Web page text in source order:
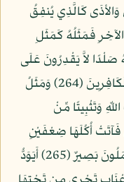
وَالأذَى كَالَّذِي يُنفِقُ
الآخِرِ فَمَثَلُهُ كَمَثَلِ
صَلْدًا لاَّ يَقْدِرُونَ عَلَى
شَيْءٍ مِّمَّا كَسَبُواْ وَاللّهُ لاَ يَهْدِي الْقَوْمَ الْكَافِرِينَ (264) وَمَثَلُ
وَتَثْبِيتًا مِّنْ
فَآتَتْ أُكُلَهَا ضِعْفَيْنِ
فَإِن لَّمْ يُصِبْهَا وَابِلٌ فَطَلٌّ وَاللّهُ بِمَا تَعْمَلُونَ بَصِيرٌ (265) أَيَوَدُّ